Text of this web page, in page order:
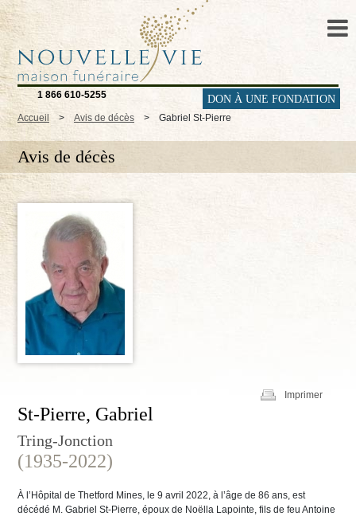
1 866 610-5255 DON À UNE FONDATION
Accueil > Avis de décès > Gabriel St-Pierre
Avis de décès
Imprimer
St-Pierre, Gabriel
Tring-Jonction
(1935-2022)
À l’Hôpital de Thetford Mines, le 9 avril 2022, à l’âge de 86 ans, est
décédé M. Gabriel St-Pierre, époux de Noëlla Lapointe, fils de feu Antoine